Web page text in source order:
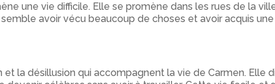
une vie difficile. Elle se promène dans les rues de la
avoir vécu beaucoup de choses et avoir acquis
la désillusion qui accompagnent la vie de Carmen. Elle